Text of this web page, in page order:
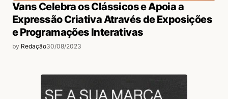
Vans Celebra os Clássicos e Apoia a
Expressão Criativa Através de Exposições
e Programações Interativas
by Redação30/08/2023